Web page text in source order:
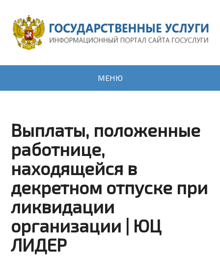
МЕНЮ
Выплаты, положенные
работнице,
находящейся в
декретном отпуске при
ликвидации
организации | ЮЦ
ЛИДЕР